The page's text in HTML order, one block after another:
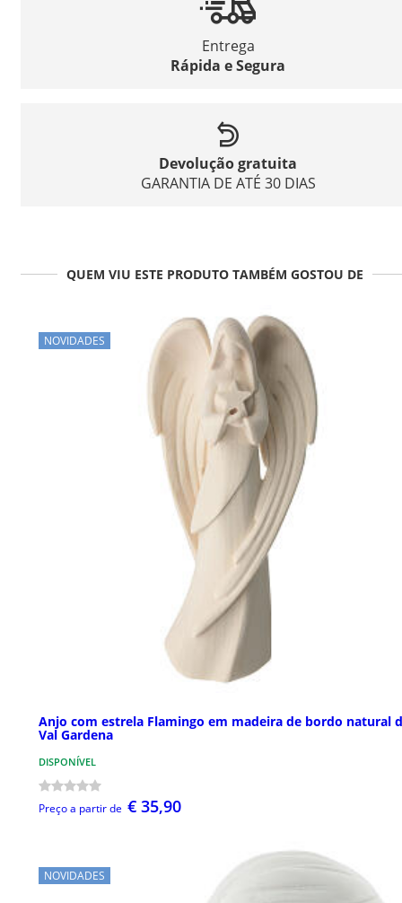
Entrega
Rápida e Segura
Devolução gratuita
GARANTIA DE ATÉ 30 DIAS
QUEM VIU ESTE PRODUTO TAMBÉM GOSTOU DE
NOVIDADES
Anjo com estrela Flamingo em madeira de bordo natural
Val Gardena
DISPONÍVEL
Preço a partir de € 35,90
NOVIDADES